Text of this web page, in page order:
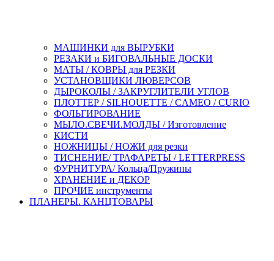
МАШИНКИ для ВЫРУБКИ
РЕЗАКИ и БИГОВАЛЬНЫЕ ДОСКИ
МАТЫ / КОВРЫ для РЕЗКИ
УСТАНОВЩИКИ ЛЮВЕРСОВ
ДЫРОКОЛЫ / ЗАКРУГЛИТЕЛИ УГЛОВ
ПЛОТТЕР / SILHOUETTE / CAMEO / CURIO
ФОЛЬГИРОВАНИЕ
МЫЛО.СВЕЧИ.МОЛДЫ / Изготовление
КИСТИ
НОЖНИЦЫ / НОЖИ для резки
ТИСНЕНИЕ/ ТРАФАРЕТЫ / LETTERPRESS
ФУРНИТУРА/ Кольца/Пружины
ХРАНЕНИЕ и ДЕКОР
ПРОЧИЕ инструменты
ПЛАНЕРЫ. КАНЦТОВАРЫ